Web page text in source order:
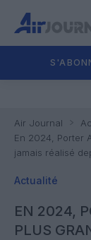
Air Journal
En 2024, Porter
jamais réalisé
Actualité
EN 2024,
PLUS